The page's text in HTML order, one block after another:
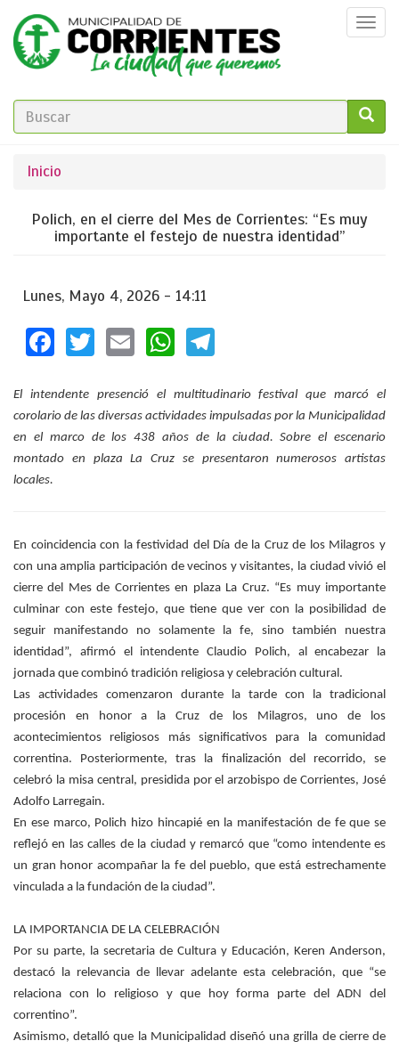
Pasar
contenido
principal
FORMULARIO
BÚSQUEDA
Se
encuentra
usted
Inicio
Polich, en el cierre del Mes de Corrientes: “Es muy
importante el festejo de nuestra identidad”
Lunes, Mayo 4, 2026 - 14:11
Facebook
TwitterEmailWhatsApp
El intendente presenció el multitudinario festival que marcó el
corolario de las diversas actividades impulsadas por la Municipalidad
en el marco de los 438 años de la ciudad. Sobre el escenario
montado en plaza La Cruz se presentaron numerosos artistas
locales.
En coincidencia con la festividad del Día de la Cruz de los Milagros y
con una amplia participación de vecinos y visitantes, la ciudad vivió el
cierre del Mes de Corrientes en plaza La Cruz. “Es muy importante
culminar con este festejo, que tiene que ver con la posibilidad de
seguir manifestando no solamente la fe, sino también nuestra
identidad”, afirmó el intendente Claudio Polich, al encabezar la
jornada que combinó tradición religiosa y celebración cultural.
Las actividades comenzaron durante la tarde con la tradicional
procesión en honor a la Cruz de los Milagros, uno de los
acontecimientos religiosos más significativos para la comunidad
correntina. Posteriormente, tras la finalización del recorrido, se
celebró la misa central, presidida por el arzobispo de Corrientes, José
Adolfo Larregain.
En ese marco, Polich hizo hincapié en la manifestación de fe que se
reflejó en las calles de la ciudad y remarcó que “como intendente es
un gran honor acompañar la fe del pueblo, que está estrechamente
vinculada a la fundación de la ciudad”.
LA IMPORTANCIA DE LA CELEBRACIÓN
Por su parte, la secretaria de Cultura y Educación, Keren Anderson,
destacó la relevancia de llevar adelante esta celebración, que “se
relaciona con lo religioso y que hoy forma parte del ADN del
correntino”.
Asimismo, detalló que la Municipalidad diseñó una grilla de cierre de